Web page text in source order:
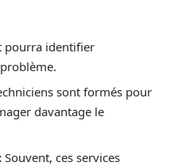
pourra identifier
sont formés pour
davantage le
Souvent, ces services